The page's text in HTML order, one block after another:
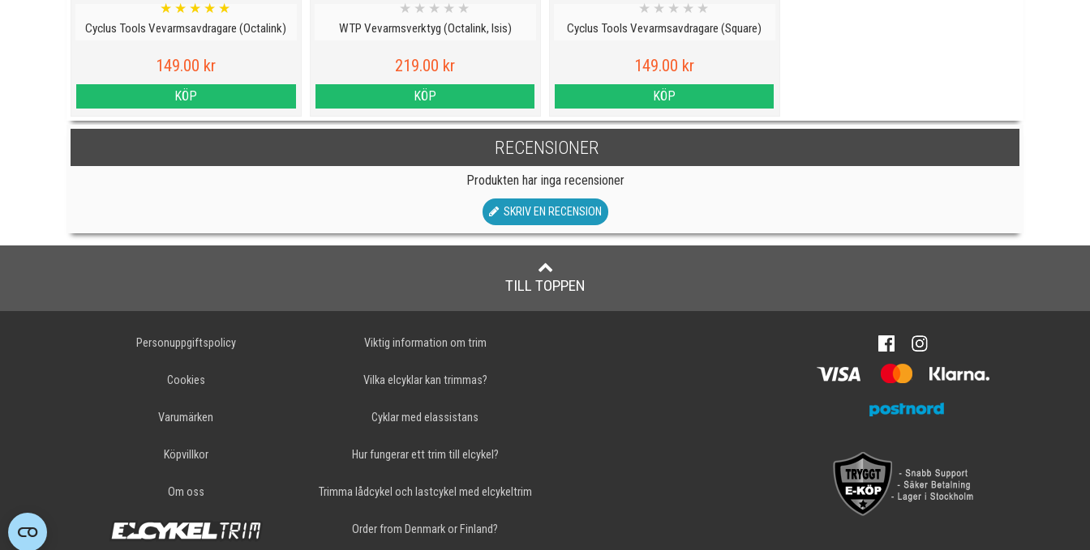
Cyclus Tools Vevarmsavdragare (Octalink)
★ ★ ★ ★ ★
149.00 kr
KÖP
WTP Vevarmsverktyg (Octalink, Isis)
★ ★ ★ ★ ★
219.00 kr
KÖP
Cyclus Tools Vevarmsavdragare (Square)
★ ★ ★ ★ ★
149.00 kr
KÖP
RECENSIONER
Produkten har inga recensioner
SKRIV EN RECENSION
TILL TOPPEN
Personuppgiftspolicy
Cookies
Varumärken
Köpvillkor
Om oss
Viktig information om trim
Vilka elcyklar kan trimmas?
Cyklar med elassistans
Hur fungerar ett trim till elcykel?
Trimma lådcykel och lastcykel med elcykeltrim
Order from Denmark or Finland?